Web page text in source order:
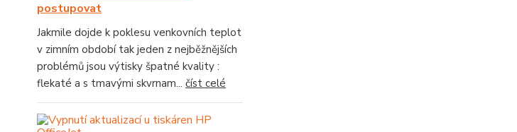
postupovat
Jakmile dojde k poklesu venkovních teplot
v zimním období tak jeden z nejběžnějších
problémů jsou výtisky špatné kvality :
flekaté a s tmavými skvrnam... číst celé